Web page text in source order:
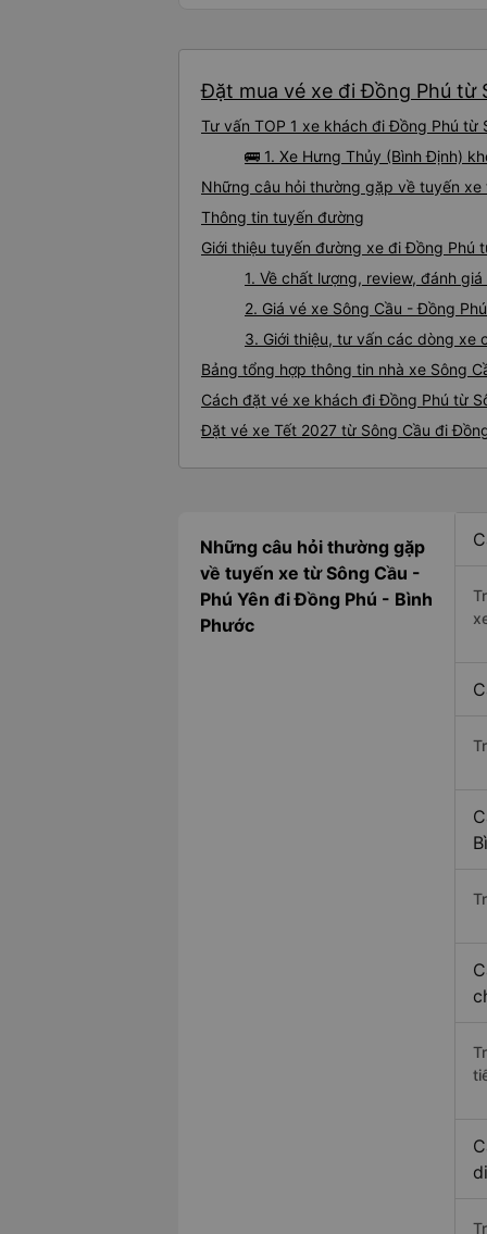
Đặt mua vé xe đi Đồng Phú từ
Tư vấn TOP 1 xe khách đi Đồng Phú
🚌 1. Xe Hưng Thủy (Bình Định)
Những câu hỏi thường gặp về tuyến xe
Thông tin tuyến đường
Giới thiệu tuyến đường xe đi Đồng Phú
1. Về chất lượng, review, đánh
2. Giá vé xe Sông Cầu - Đồng Phú
3. Giới thiệu, tư vấn các dòng xe
Bảng tổng hợp thông tin nhà xe Sông
Cách đặt vé xe khách đi Đồng Phú từ
Đặt vé xe Tết 2027 từ Sông Cầu đi
Những câu hỏi thường gặp
về tuyến xe từ Sông Cầu -
Phú Yên đi Đồng Phú - Bình
Phước